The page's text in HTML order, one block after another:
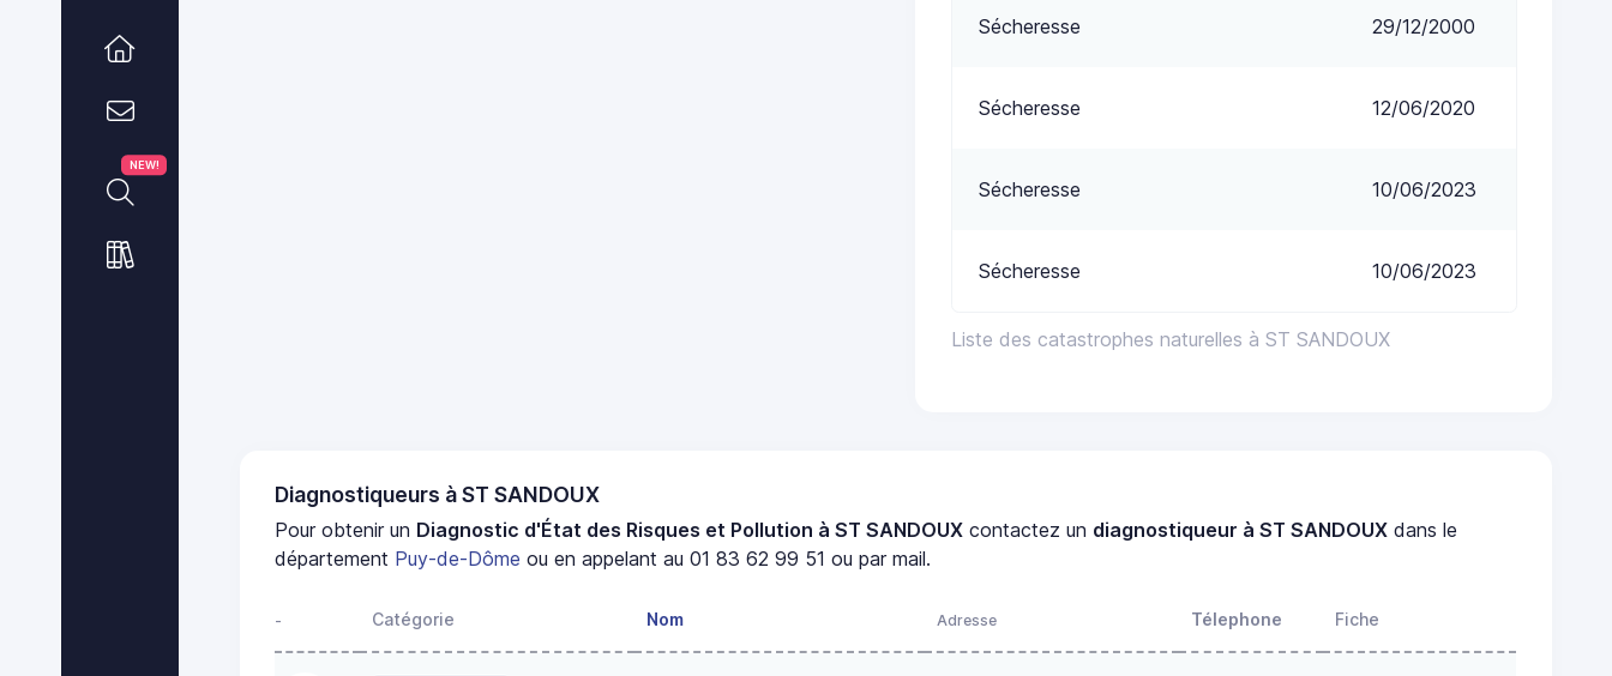
NEW!
Liste des catastrophes naturelles à ST SANDOUX
Sécheresse 29/12/2000
Sécheresse 12/06/2020
Sécheresse 10/06/2023
Sécheresse 10/06/2023
Diagnostiqueurs à ST SANDOUX
Pour obtenir un Diagnostic d'État des Risques et Pollution à ST SANDOUX contactez un diagnostiqueur à ST SANDOUX dans le
département Puy-de-Dôme ou en appelant au 01 83 62 99 51 ou par mail.
- Catégorie Nom Adresse Télephone Fiche